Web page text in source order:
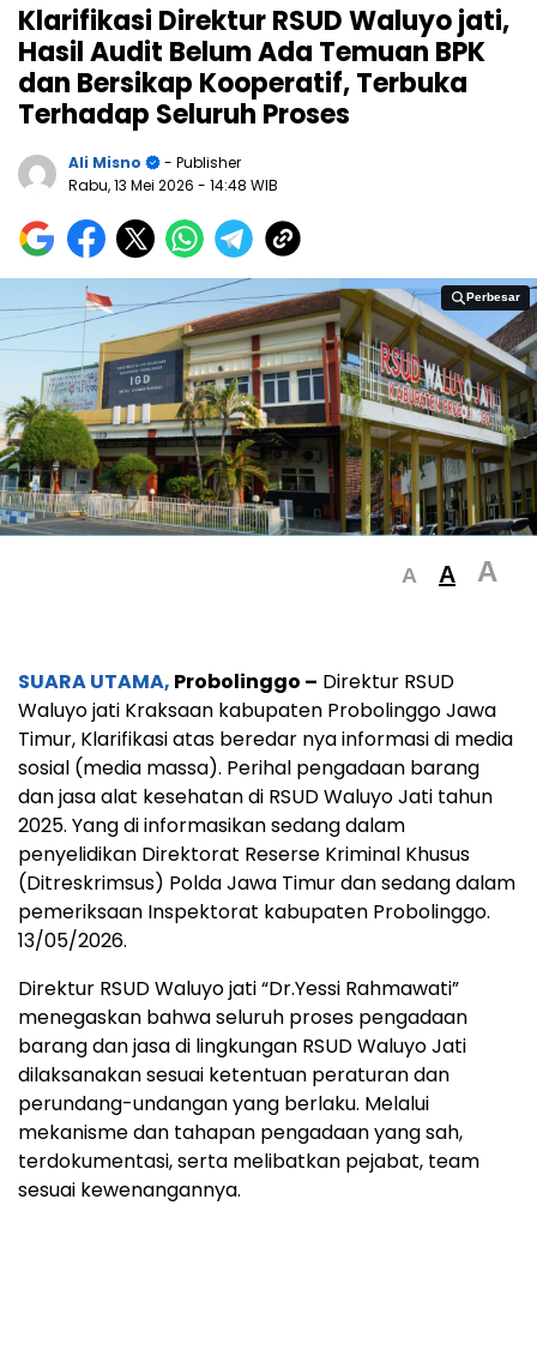
Klarifikasi Direktur RSUD Waluyo jati,
Hasil Audit Belum Ada Temuan BPK
dan Bersikap Kooperatif, Terbuka
Terhadap Seluruh Proses
Ali Misno
- Publisher
Rabu, 13 Mei 2026 - 14:48 WIB
Perbesar
Perbesar
A A A
SUARA UTAMA, Probolinggo – Direktur RSUD
Waluyo jati Kraksaan kabupaten Probolinggo Jawa
Timur, Klarifikasi atas beredar nya informasi di media
sosial (media massa). Perihal pengadaan barang
dan jasa alat kesehatan di RSUD Waluyo Jati tahun
2025. Yang di informasikan sedang dalam
penyelidikan Direktorat Reserse Kriminal Khusus
(Ditreskrimsus) Polda Jawa Timur dan sedang dalam
pemeriksaan Inspektorat kabupaten Probolinggo.
13/05/2026.
Direktur RSUD Waluyo jati “Dr.Yessi Rahmawati”
menegaskan bahwa seluruh proses pengadaan
barang dan jasa di lingkungan RSUD Waluyo Jati
dilaksanakan sesuai ketentuan peraturan dan
perundang-undangan yang berlaku. Melalui
mekanisme dan tahapan pengadaan yang sah,
terdokumentasi, serta melibatkan pejabat, team
sesuai kewenangannya.